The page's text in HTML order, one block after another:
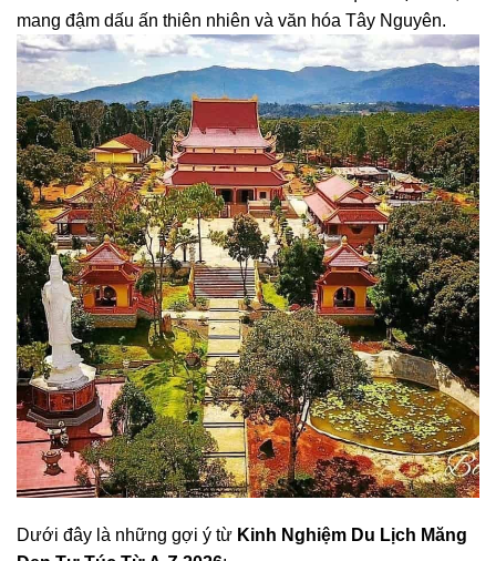
mang đậm dấu ấn thiên nhiên và văn hóa Tây Nguyên.
Dưới đây là những gợi ý từ Kinh Nghiệm Du Lịch Măng